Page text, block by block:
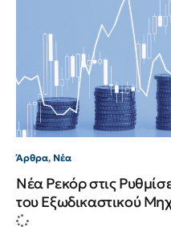
Άρθρα, Νέα
Νέα Ρεκόρ στις
του Εξωδικαστικού